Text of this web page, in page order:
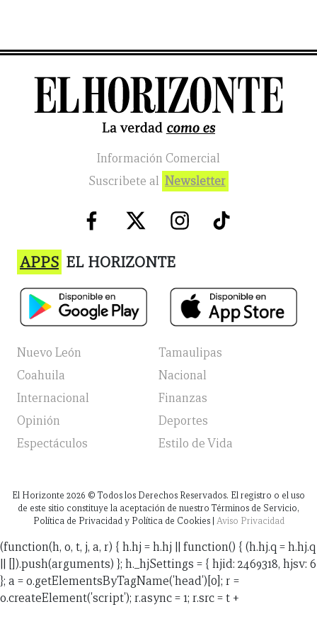
Información Comercial
Suscribete al Newsletter
APPS EL HORIZONTE
Nuevo León
Tamaulipas
Coahuila
Nacional
Internacional
Finanzas
Opinión
Deportes
Espectáculos
Estilo de Vida
El Horizonte 2026 © Todos los Derechos Reservados. El registro o el uso
de este sitio constituye la aceptación de nuestro Términos de Servicio,
Política de Privacidad y Política de Cookies | Aviso Privacidad
(function(h, o, t, j, a, r) { h.hj = h.hj || function() { (h.hj.q = h.hj.q
|| []).push(arguments) }; h._hjSettings = { hjid: 2469318, hjsv: 6
}; a = o.getElementsByTagName('head')[0]; r =
o.createElement('script'); r.async = 1; r.src = t +